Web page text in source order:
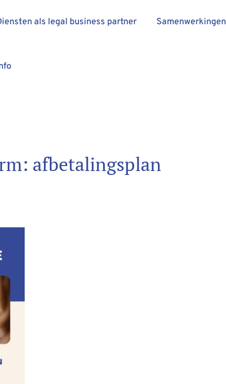
als legal business partner Samenwerkingen
afbetalingsplan